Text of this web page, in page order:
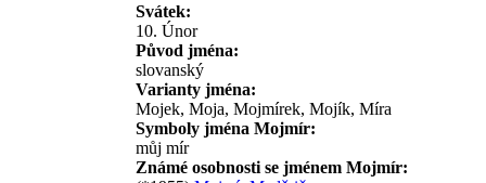
Svátek:
10. Únor
Původ jména:
slovanský
Varianty jména:
Mojek, Moja, Mojmírek, Mojík, Míra
Symboly jména Mojmír:
můj mír
Známé osobnosti se jménem Mojmír: